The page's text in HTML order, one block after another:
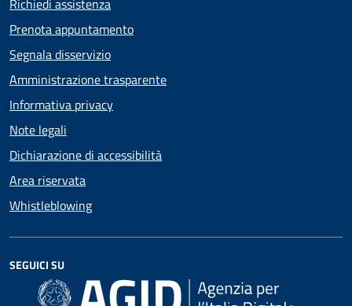
Richiedi assistenza
Prenota appuntamento
Segnala disservizio
Amministrazione trasparente
Informativa privacy
Note legali
Dichiarazione di accessibilità
Area riservata
Whistleblowing
SEGUICI SU